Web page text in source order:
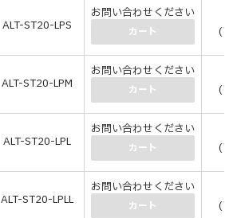
ALT-ST20-LPS
お問い合わせください
カート (￥
ALT-ST20-LPM
お問い合わせください
カート (￥
ALT-ST20-LPL
お問い合わせください
カート (￥
ALT-ST20-LPLL
お問い合わせください
カート (￥